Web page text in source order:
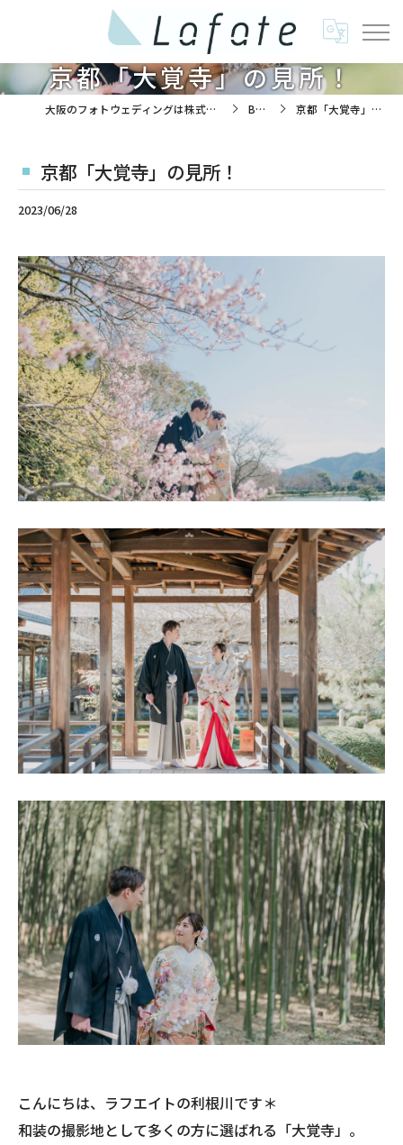
京都「大覚寺」の見所！
大阪のフォトウェディングは株式会社ラフエイト BLOG 京都「大覚寺」の見所！
京都「大覚寺」の見所！
2023/06/28
こんにちは、ラフエイトの利根川です＊
和装の撮影地として多くの方に選ばれる「大覚寺」。